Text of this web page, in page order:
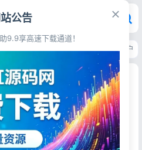
通IM即时通讯系统源码 H5安卓IOS客户
源码 H5安卓IOS客户端
教程
公告
9.9享高速下载通道！